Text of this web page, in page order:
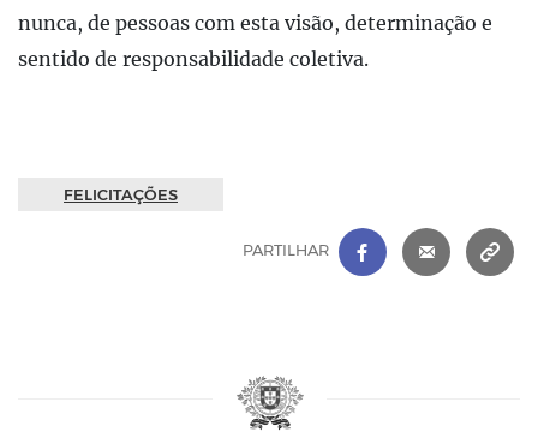
nunca, de pessoas com esta visão, determinação e
sentido de responsabilidade coletiva.
FELICITAÇÕES
PARTILHAR
FACEBOOK